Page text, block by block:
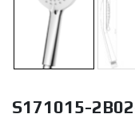
S171015-